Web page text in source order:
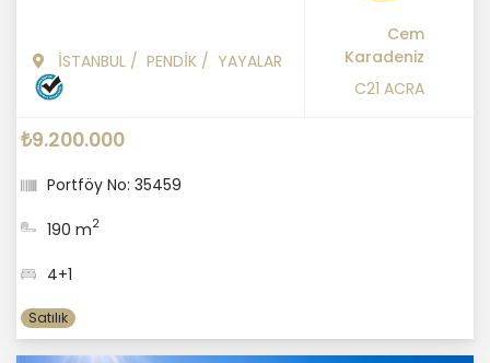
İSTANBUL / PENDİK / YAYALAR
Cem
Karadeniz
C21 ACRA
₺9.200.000
Portföy No: 35459
190 m2
4+1
Satılık